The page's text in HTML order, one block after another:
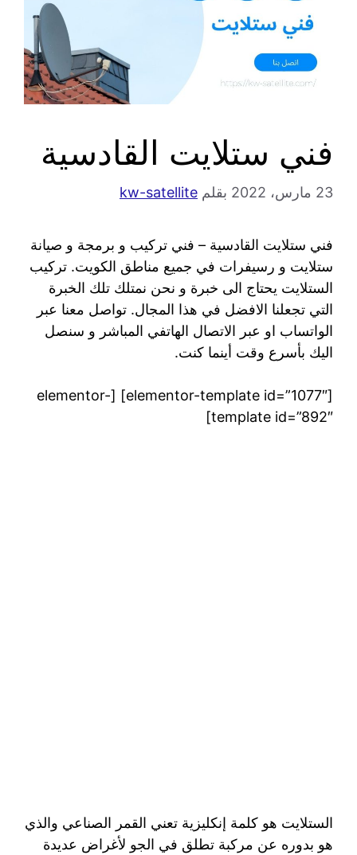
فني ستلايت القادسية
23 مارس، 2022 بقلم kw-satellite
فني ستلايت القادسية – فني تركيب و برمجة و صيانة
ستلايت و رسيفرات في جميع مناطق الكويت. تركيب
الستلايت يحتاج الى خبرة و نحن نمتلك تلك الخبرة
التي تجعلنا الافضل في هذا المجال. تواصل معنا عبر
الواتساب او عبر الاتصال الهاتفي المباشر و سنصل
اليك بأسرع وقت أينما كنت.
[elementor-template id=”1077″] [elementor-
template id=”892″]
الستلايت هو كلمة إنكليزية تعني القمر الصناعي والذي
هو بدوره عن مركبة تطلق في الجو لأغراض عديدة